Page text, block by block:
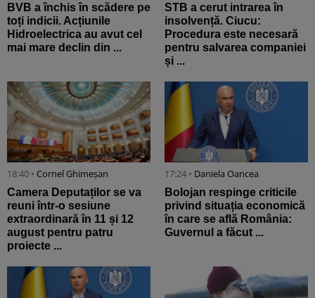
BVB a închis în scădere pe
toți indicii. Acțiunile
Hidroelectrica au avut cel
mai mare declin din ...
STB a cerut intrarea în
insolvență. Ciucu:
Procedura este necesară
pentru salvarea companiei
și ...
18:40 • Cornel Ghimeșan
Camera Deputaților se va
reuni într-o sesiune
extraordinară în 11 și 12
august pentru patru
proiecte ...
17:24 • Daniela Oancea
Bolojan respinge criticile
privind situația economică
în care se află România:
Guvernul a făcut ...